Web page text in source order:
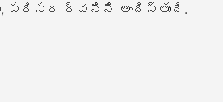
ధ్వనిని అందిస్తుంది.